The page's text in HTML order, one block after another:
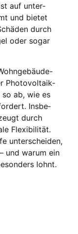
auf unter­
und bie­tet
durch
oder sogar
Pho­to­vol­ta­ik­
so ab, wie es
Ins­be­
durch
Fle­xi­bi­li­tät.
unter­schei­den,
und war­um ein
lohnt.